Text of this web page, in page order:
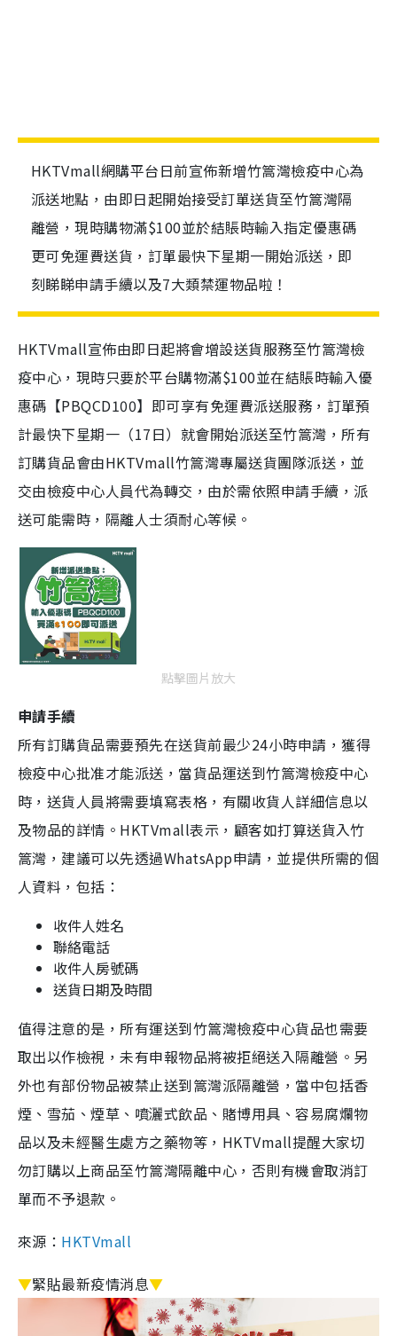
HKTVmall網購平台日前宣佈新增竹篙灣檢疫中心為
派送地點，由即日起開始接受訂單送貨至竹篙灣隔
離營，現時購物滿$100並於結賬時輸入指定優惠碼
更可免運費送貨，訂單最快下星期一開始派送，即
刻睇睇申請手續以及7大類禁運物品啦！
HKTVmall宣佈由即日起將會增設送貨服務至竹篙灣檢
疫中心，現時只要於平台購物滿$100並在結賬時輸入優
惠碼【PBQCD100】即可享有免運費派送服務，訂單預
計最快下星期一（17日）就會開始派送至竹篙灣，所有
訂購貨品會由HKTVmall竹篙灣專屬送貨團隊派送，並
交由檢疫中心人員代為轉交，由於需依照申請手續，派
送可能需時，隔離人士須耐心等候。
點擊圖片放大
申請手續
所有訂購貨品需要預先在送貨前最少24小時申請，獲得
檢疫中心批准才能派送，當貨品運送到竹篙灣檢疫中心
時，送貨人員將需要填寫表格，有關收貨人詳細信息以
及物品的詳情。HKTVmall表示，顧客如打算送貨入竹
篙灣，建議可以先透過WhatsApp申請，並提供所需的個
人資料，包括：
收件人姓名
聯絡電話
收件人房號碼
送貨日期及時間
值得注意的是，所有運送到竹篙灣檢疫中心貨品也需要
取出以作檢視，未有申報物品將被拒絕送入隔離營。另
外也有部份物品被禁止送到篙灣派隔離營，當中包括香
煙、雪茄、煙草、噴灑式飲品、賭博用具、容易腐爛物
品以及未經醫生處方之藥物等， HKTVmall提醒大家切
勿訂購以上商品至竹篙灣隔離中心，否則有機會取消訂
單而不予退款。
來源： HKTVmall
▼緊貼最新疫情消息▼